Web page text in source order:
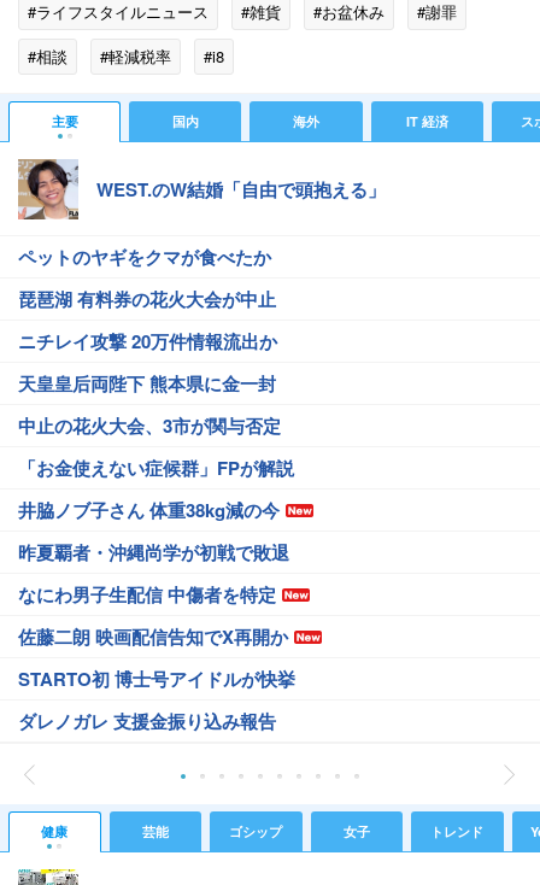
#ライフスタイルニュース #雑貨 #お盆休み
#謝罪
#相談
#軽減税率 #i8
主要 国内 海外 IT 経済 ス
WEST.のW結婚「自由で頭抱える」
ペットのヤギをクマが食べたか
琵琶湖 有料券の花火大会が中止
ニチレイ攻撃 20万件情報流出か
天皇皇后両陛下 熊本県に金一封
中止の花火大会、3市が関与否定
「お金使えない症候群」FPが解説
井脇ノブ子さん 体重38kg減の今
昨夏覇者・沖縄尚学が初戦で敗退
なにわ男子生配信 中傷者を特定
佐藤二朗 映画配信告知でX再開か
STARTO初 博士号アイドルが快挙
ダレノガレ 支援金振り込み報告
健康 芸能 ゴシップ 女子 トレンド